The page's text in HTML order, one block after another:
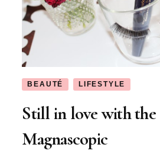
BEAUTÉ LIFESTYLE
Still in love with the
Magnascopic